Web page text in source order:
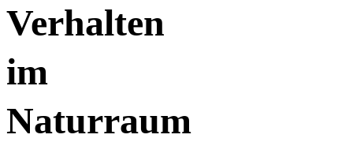
Verhalten
im
Naturraum